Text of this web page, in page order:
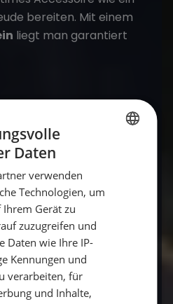
bereiten. Mit einem
liegt man garantiert
Segeltörn nach
hängt
Wetterbedingungen
ein Segeltörn von
zwischen 15 und 30
eine sorgfältige
sowie ein
Daten
verwenden
Technologien, um
Gerät zu
zuzugreifen und
Daten wie Ihre IP-
Kennungen und
verarbeiten, für
und Inhalte,